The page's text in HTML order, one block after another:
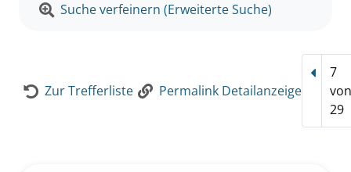
Suche verfeinern (Erweiterte Suche)
Zur Trefferliste Permalink Detailanzeige
7
29